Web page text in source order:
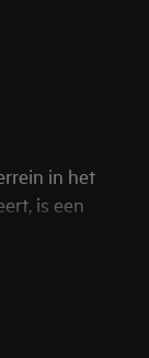
in het
is een
in